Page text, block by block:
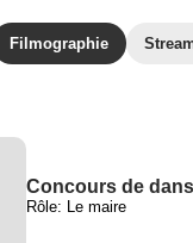
Filmographie
Concours de
Rôle: Le maire